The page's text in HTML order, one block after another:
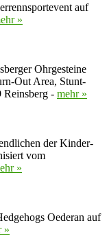
auf
»
Ohrgesteine
Out Area, Stunt-
Reinsberg - mehr »
der Kinder-
vom
»
Oederan auf
»